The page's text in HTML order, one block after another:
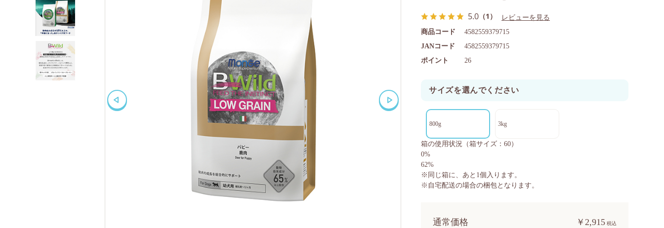
5.0 （1） レビューを見る
通常価格 ￥2,915
商品コード 4582559379715
ポイント 26
JANコード 4582559379715
サイズを選んでください
800g 3kg
箱の使用状況 （箱サイズ：60）
0%
62%
※同じ箱に、あと 1個入ります。
※自宅配送の場合の梱包となります。